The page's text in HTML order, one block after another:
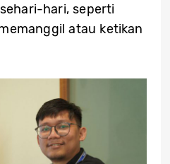
hari, seperti
atau ketikan